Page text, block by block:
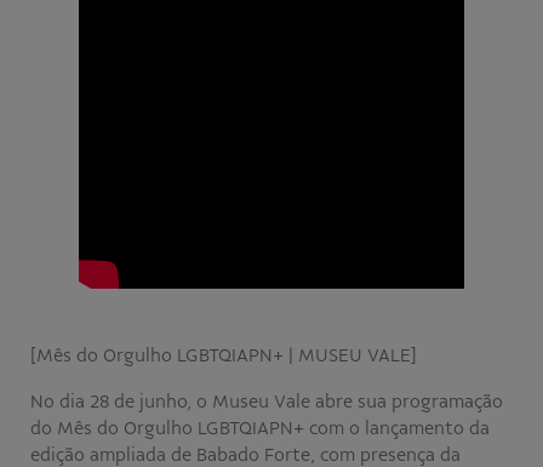
[Mês do Orgulho LGBTQIAPN+ | MUSEU VALE]
No dia 28 de junho, o Museu Vale abre sua programação
do Mês do Orgulho LGBTQIAPN+ com o lançamento da
edição ampliada de Babado Forte, com presença da